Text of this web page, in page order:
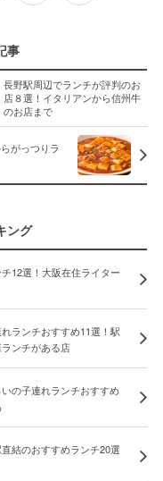
事
長野駅周辺でランチが評判のお
店８選！イタリアンから信州牛
のお店まで
がっつりラ
ング
12選！大阪在住ライター
ランチおすすめ11選！駅
ンチがある店
の子連れランチおすすめ
結のおすすめランチ20選